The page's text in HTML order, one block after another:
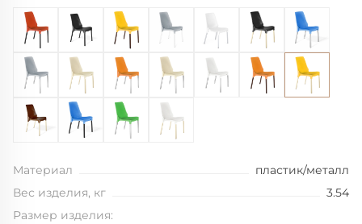
Материал
пластик/металл
Вес изделия, кг
3.54
Размер изделия: